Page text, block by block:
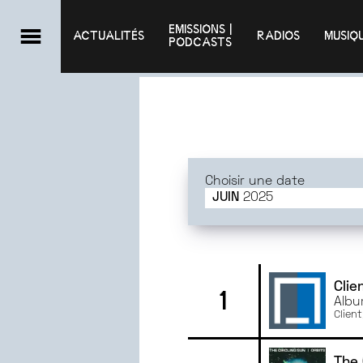
ACTUALITÉS
EMISSIONS |
PODCASTS
RADIOS
Choisir une date
JUIN 2025
2025
2025
DÉCEMBRE2024
1